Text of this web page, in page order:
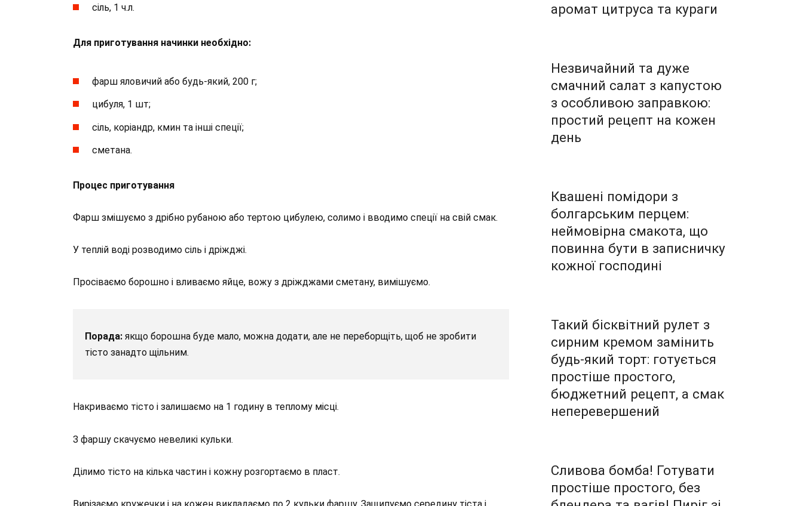
сіль, 1 ч.л.
Для приготування начинки необхідно:
фарш яловичий або будь-який, 200 г;
цибуля, 1 шт;
сіль, коріандр, кмин та інші спеції;
сметана.
Процес приготування
Фарш змішуємо з дрібно рубаною або тертою цибулею, солимо і вводимо спеції на свій смак.
У теплій воді розводимо сіль і дріжджі.
Просіваємо борошно і вливаємо яйце, вожу з дріжджами сметану, вимішуємо.
Порада: якщо борошна буде мало, можна додати, але не переборщіть, щоб не зробити
тісто занадто щільним.
Накриваємо тісто і залишаємо на 1 годину в теплому місці.
З фаршу скачуємо невеликі кульки.
Ділимо тісто на кілька частин і кожну розгортаємо в пласт.
аромат цитруса та кураги
Незвичайний та дуже
смачний салат з капустою
з особливою заправкою:
простий рецепт на кожен
день
Квашені помідори з
болгарським перцем:
неймовірна смакота, що
повинна бути в записничку
кожної господині
Такий бісквітний рулет з
сирним кремом замінить
будь-який торт: готується
простіше простого,
бюджетний рецепт, а смак
неперевершений
Сливова бомба! Готувати
простіше простого, без